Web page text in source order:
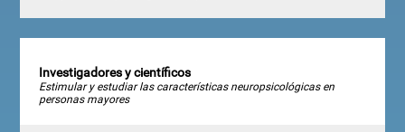
Investigadores y científicos
Estimular y estudiar las características neuropsicológicas en
personas mayores